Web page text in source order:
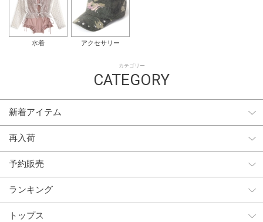
水着 アクセサリー
カテゴリー
CATEGORY
新着アイテム
再入荷
予約販売
ランキング
トップス